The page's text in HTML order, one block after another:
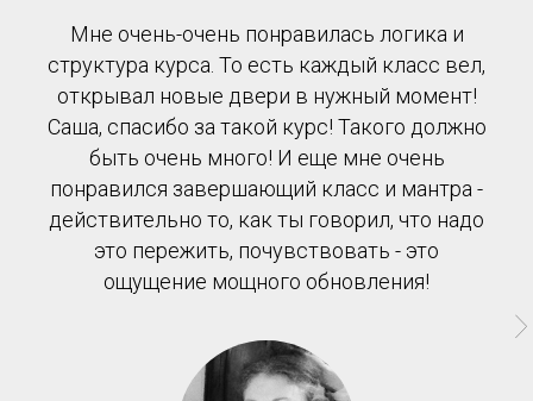
Мне очень-очень понравилась логика и
структура курса. То есть каждый класс вел,
открывал новые двери в нужный момент!
Саша, спасибо за такой курс! Такого должно
быть очень много! И еще мне очень
понравился завершающий класс и мантра -
действительно то, как ты говорил, что надо
это пережить, почувствовать - это
ощущение мощного обновления!